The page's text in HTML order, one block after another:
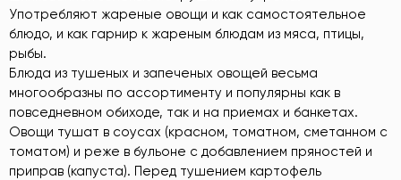
Употребляют жареные овощи и как самостоятельное
блюдо, и как гарнир к жареным блюдам из мяса, птицы,
рыбы.
Блюда из тушеных и запеченых овощей весьма
многообразны по ассортименту и популярны как в
повседневном обиходе, так и на приемах и банкетах.
Овощи тушат в соусах (красном, томатном, сметанном с
томатом) и реже в бульоне с добавлением пряностей и
приправ (капуста). Перед тушением картофель